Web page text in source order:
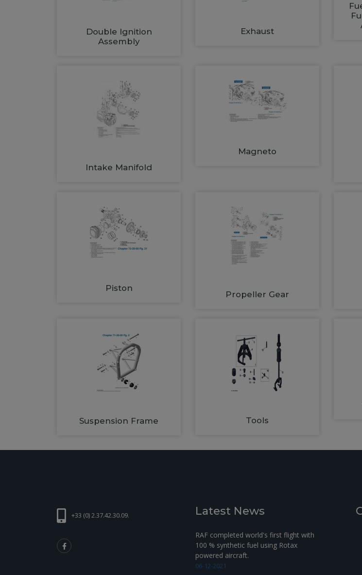
Double Ignition
Assembly
Exhaust
Intake Manifold
Magneto
Piston
Propeller Gear
Suspension Frame Tools
+33 (0) 2.37.42.30.09. Latest News
RAF completed world's first flight with
100 % synthetic fuel using Rotax
powered aircraft.
06-12-2021